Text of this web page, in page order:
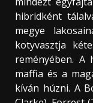
hibridként
megye
kotyvasztja
reményében.
maffia és a
kíván húzni. A